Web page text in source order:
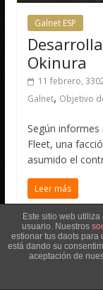
Galnet ESP
Okinura
11 febrero,
Galnet, Objetivo
Según informes
Fleet, una
asumido el
Leer más
Este sitio web
usuario. Nuestros
estionar tus daots para
está dando su
aceptación de